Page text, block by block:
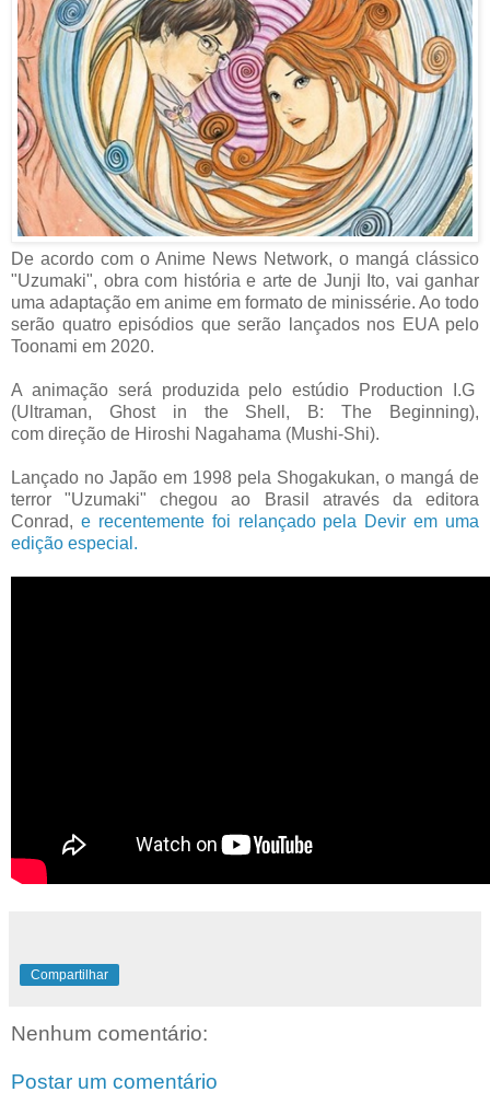
De acordo com o Anime News Network, o mangá clássico
"Uzumaki", obra com história e arte de Junji Ito, vai ganhar
uma adaptação em anime em formato de minissérie. Ao todo
serão quatro episódios que serão lançados nos EUA pelo
Toonami em 2020.
A animação será produzida pelo estúdio Production I.G
(Ultraman, Ghost in the Shell, B: The Beginning),
com direção de Hiroshi Nagahama (Mushi-Shi).
Lançado no Japão em 1998 pela Shogakukan, o mangá de
terror "Uzumaki" chegou ao Brasil através da editora
Conrad, e recentemente foi relançado pela Devir em uma
edição especial.
Compartilhar
Nenhum comentário:
Postar um comentário